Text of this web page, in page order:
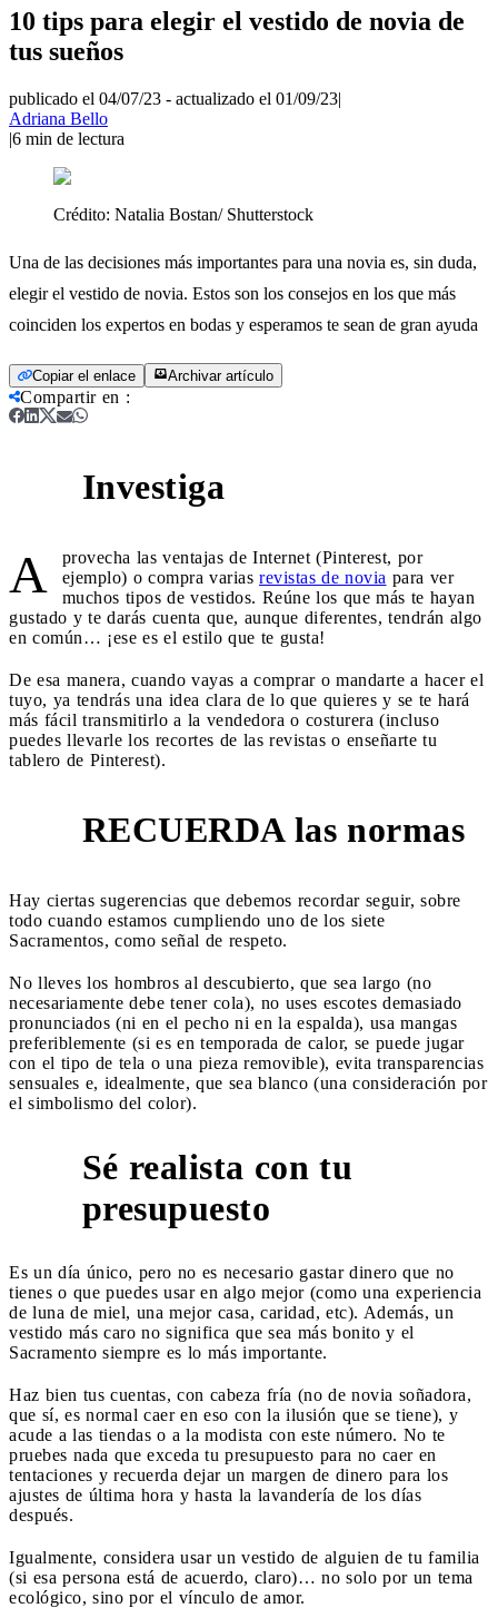
10 tips para elegir el vestido de novia de
tus sueños
publicado el 04/07/23 - actualizado el 01/09/23|
Adriana Bello
|6 min de lectura
Crédito: Natalia Bostan/ Shutterstock
Una de las decisiones más importantes para una novia es, sin duda,
elegir el vestido de novia. Estos son los consejos en los que más
coinciden los expertos en bodas y esperamos te sean de gran ayuda
Copiar el enlace Archivar artículo
Compartir en :
Investiga
A
provecha las ventajas de Internet (Pinterest, por
ejemplo) o compra varias revistas de novia para ver
muchos tipos de vestidos. Reúne los que más te hayan
gustado y te darás cuenta que, aunque diferentes, tendrán algo
en común… ¡ese es el estilo que te gusta!
De esa manera, cuando vayas a comprar o mandarte a hacer el
tuyo, ya tendrás una idea clara de lo que quieres y se te hará
más fácil transmitirlo a la vendedora o costurera (incluso
puedes llevarle los recortes de las revistas o enseñarte tu
tablero de Pinterest).
RECUERDA las normas
Hay ciertas sugerencias que debemos recordar seguir, sobre
todo cuando estamos cumpliendo uno de los siete
Sacramentos, como señal de respeto.
No lleves los hombros al descubierto, que sea largo (no
necesariamente debe tener cola), no uses escotes demasiado
pronunciados (ni en el pecho ni en la espalda), usa mangas
preferiblemente (si es en temporada de calor, se puede jugar
con el tipo de tela o una pieza removible), evita transparencias
sensuales e, idealmente, que sea blanco (una consideración por
el simbolismo del color).
Sé realista con tu
presupuesto
Es un día único, pero no es necesario gastar dinero que no
tienes o que puedes usar en algo mejor (como una experiencia
de luna de miel, una mejor casa, caridad, etc). Además, un
vestido más caro no significa que sea más bonito y el
Sacramento siempre es lo más importante.
Haz bien tus cuentas, con cabeza fría (no de novia soñadora,
que sí, es normal caer en eso con la ilusión que se tiene), y
acude a las tiendas o a la modista con este número. No te
pruebes nada que exceda tu presupuesto para no caer en
tentaciones y recuerda dejar un margen de dinero para los
ajustes de última hora y hasta la lavandería de los días
después.
Igualmente, considera usar un vestido de alguien de tu familia
(si esa persona está de acuerdo, claro)… no solo por un tema
ecológico, sino por el vínculo de amor.